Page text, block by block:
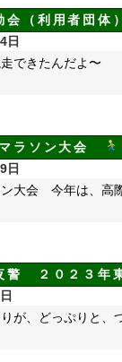
利用者団体
日
できたんだよ〜
ラソン大会
日
大会 今年は、高
２０２３年東
りが、どっぷりと